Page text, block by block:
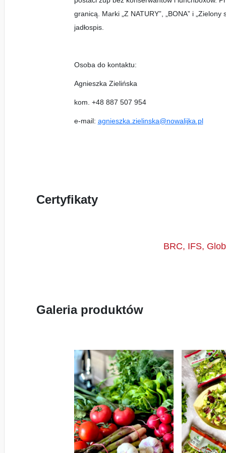
granicą. Marki „Z NATURY”, „BONA” i
jadłospis.
Osoba do kontaktu:
Agnieszka Zielińska
kom. +48 887 507 954
e-mail: agnieszka.zielinska@nowalijka.pl
Certyfikaty
BRC, IFS,
Galeria produktów